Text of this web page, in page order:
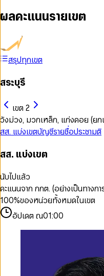
ผลคะแนนรายเขต
สรุปทุกเขต
สระบุรี
เขต 2
วังม่วง, มวกเหล็ก, แก่งคอย (ย
สส. แบ่งเขตบัญชีรายชื่อประชามติ
สส. แบ่งเขต
นับไปแล้ว
คะแนนจาก กกต. (อย่างเป็นทางกา
100%ของหน่วยทั้งหมดในเขต
อัปเดต ณ01:00